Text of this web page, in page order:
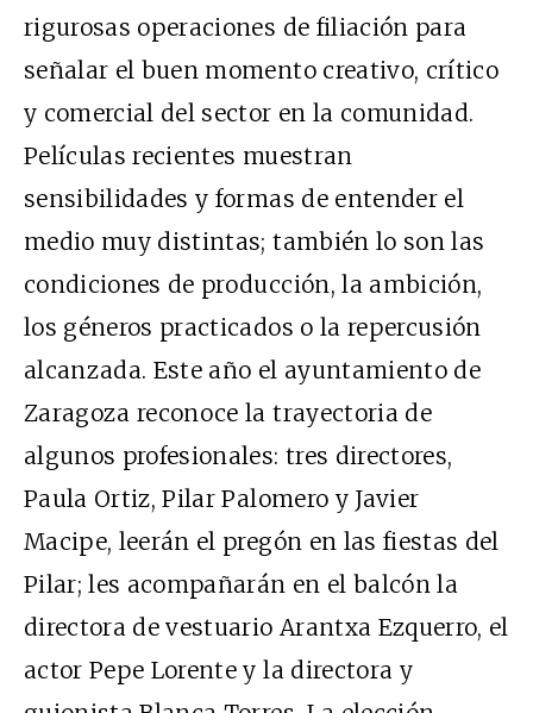
rigurosas operaciones de filiación para
señalar el buen momento creativo, crítico
y comercial del sector en la comunidad.
Películas recientes muestran
sensibilidades y formas de entender el
medio muy distintas; también lo son las
condiciones de producción, la ambición,
los géneros practicados o la repercusión
alcanzada. Este año el ayuntamiento de
Zaragoza reconoce la trayectoria de
algunos profesionales: tres directores,
Paula Ortiz, Pilar Palomero y Javier
Macipe, leerán el pregón en las fiestas del
Pilar; les acompañarán en el balcón la
directora de vestuario Arantxa Ezquerro, el
actor Pepe Lorente y la directora y